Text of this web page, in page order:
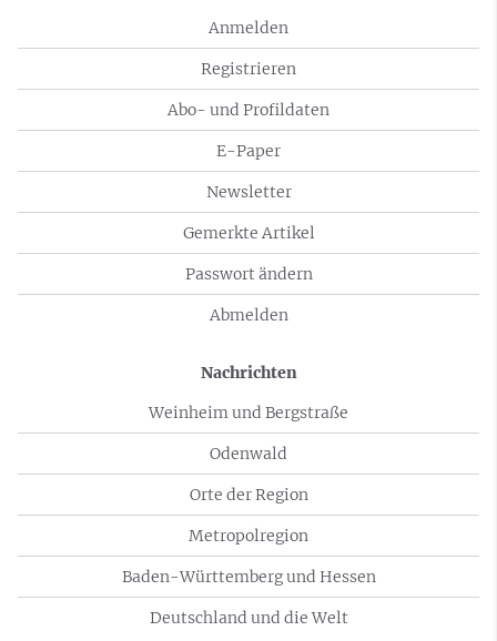
Anmelden
Registrieren
Abo- und Profildaten
E-Paper
Newsletter
Gemerkte Artikel
Passwort ändern
Abmelden
Nachrichten
Weinheim und Bergstraße
Odenwald
Orte der Region
Metropolregion
Baden-Württemberg und Hessen
Deutschland und die Welt